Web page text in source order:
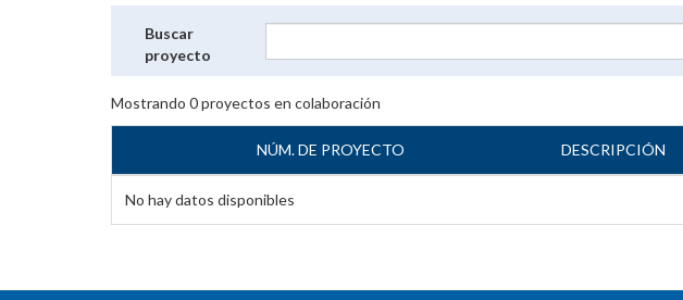
Buscar
proyecto
Mostrando 0proyectos en colaboración
NÚM. DE PROYECTO DESCRIPCIÓN
No hay datos disponibles